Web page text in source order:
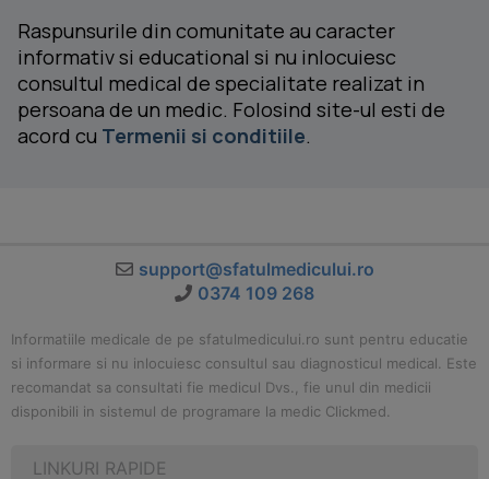
Raspunsurile din comunitate au caracter
informativ si educational si nu inlocuiesc
consultul medical de specialitate realizat in
persoana de un medic. Folosind site-ul esti de
acord cu Termenii si conditiile.
support@sfatulmedicului.ro
0374 109 268
Informatiile medicale de pe sfatulmedicului.ro sunt pentru educatie
si informare si nu inlocuiesc consultul sau diagnosticul medical. Este
recomandat sa consultati fie medicul Dvs., fie unul din medicii
disponibili in sistemul de programare la medic Clickmed.
LINKURI RAPIDE